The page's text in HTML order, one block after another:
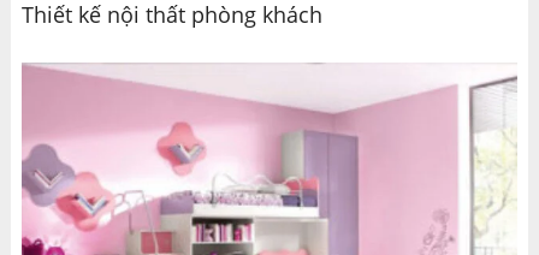
Thiết kế nội thất phòng khách